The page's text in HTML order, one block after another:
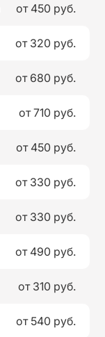
от 450 руб.
от 320 руб.
от 680 руб.
от 710 руб.
от 450 руб.
от 330 руб.
от 330 руб.
от 490 руб.
от 310 руб.
от 540 руб.